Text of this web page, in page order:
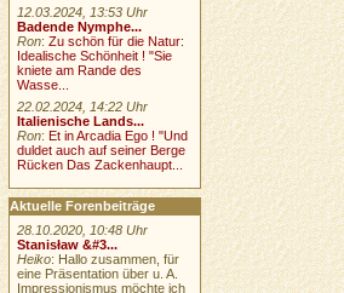
12.03.2024, 13:53 Uhr
Badende Nymphe...
Ron:Zu schön für die Natur:
Idealische Schönheit ! "Sie
kniete am Rande des
Wasse...
22.02.2024, 14:22 Uhr
Italienische Lands...
Ron:Et in Arcadia Ego ! "Und
duldet auch auf seiner Berge
Rücken Das Zackenhaupt...
Aktuelle Forenbeiträge
28.10.2020, 10:48 Uhr
Stanisław &#3...
Heiko: Hallo zusammen, für
eine Präsentation über u. A.
Impressionismus möchte ich